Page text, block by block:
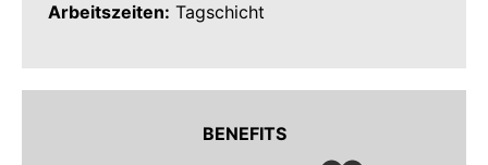
Arbeitszeiten: Tagschicht
BENEFITS